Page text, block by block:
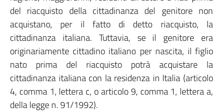
del riacquisto della cittadinanza del genitore non
acquistano, per il fatto di detto riacquisto, la
cittadinanza italiana. Tuttavia, se il genitore era
originariamente cittadino italiano per nascita, il figlio
nato prima del riacquisto potrà acquistare la
cittadinanza italiana con la residenza in Italia (articolo
4, comma 1, lettera c, o articolo 9, comma 1, lettera a,
della legge n. 91/1992).